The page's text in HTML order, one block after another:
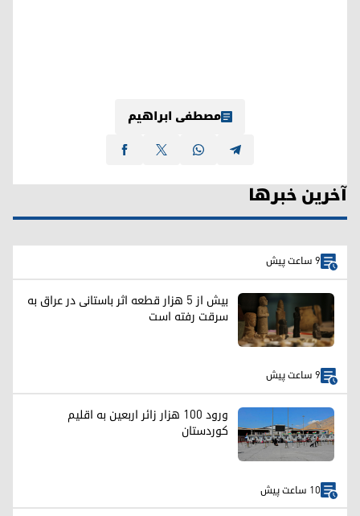
مصطفی ابراهیم
آخرین خبرها
9 ساعت پیش
بیش از ۵ هزار قطعه اثر باستانی در عراق به
سرقت رفته است
9 ساعت پیش
ورود ۱۰۰ هزار زائر اربعین به اقلیم
کوردستان
10 ساعت پیش